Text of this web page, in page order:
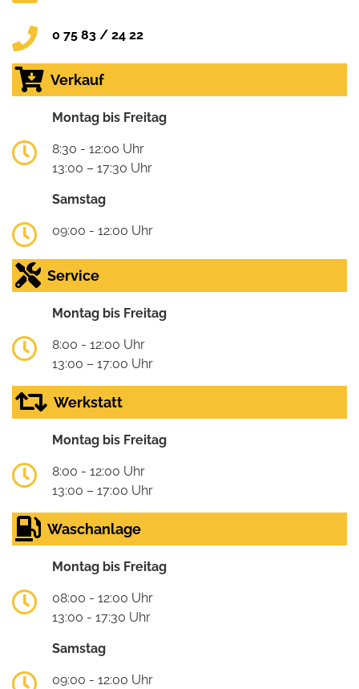
0 75 83 / 24 22
Verkauf
Montag bis Freitag
8:30 - 12:00 Uhr
13:00 – 17:30 Uhr
Samstag
09:00 - 12:00 Uhr
Service
Montag bis Freitag
8:00 - 12:00 Uhr
13:00 – 17:00 Uhr
Werkstatt
Montag bis Freitag
8:00 - 12:00 Uhr
13:00 – 17:00 Uhr
Waschanlage
Montag bis Freitag
08:00 - 12:00 Uhr
13:00 - 17:30 Uhr
Samstag
09:00 - 12:00 Uhr